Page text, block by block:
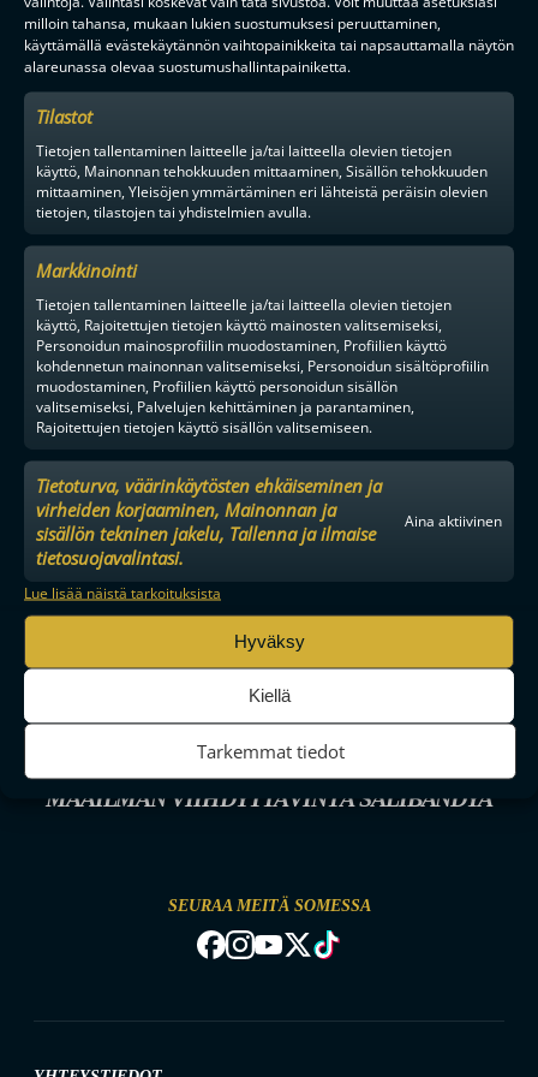
milloin tahansa, mukaan lukien suostumuksesi peruuttaminen,
käyttämällä evästekäytännön vaihtopainikkeita tai napsauttamalla näytön
alareunassa olevaa suostumushallintapainiketta.
Tilastot
Tietojen tallentaminen laitteelle ja/tai laitteella olevien tietojen
käyttö, Mainonnan tehokkuuden mittaaminen, Sisällön tehokkuuden
mittaaminen, Yleisöjen ymmärtäminen eri lähteistä peräisin olevien
tietojen, tilastojen tai yhdistelmien avulla.
Markkinointi
Tietojen tallentaminen laitteelle ja/tai laitteella olevien tietojen
käyttö, Rajoitettujen tietojen käyttö mainosten valitsemiseksi,
Personoidun mainosprofiilin muodostaminen, Profiilien käyttö
kohdennetun mainonnan valitsemiseksi, Personoidun sisältöprofiilin
muodostaminen, Profiilien käyttö personoidun sisällön
valitsemiseksi, Palvelujen kehittäminen ja parantaminen,
Rajoitettujen tietojen käyttö sisällön valitsemiseen.
Tietoturva, väärinkäytösten ehkäiseminen ja
virheiden korjaaminen, Mainonnan ja
sisällön tekninen jakelu, Tallenna ja ilmaise
tietosuojavalintasi.
Aina aktiivinen
Lue lisää näistä tarkoituksista
Hyväksy
Kiellä
Tarkemmat tiedot
MAAILMAN VIIHDYTTÄVINTÄ SALIBANDYA
SEURAA MEITÄ SOMESSA